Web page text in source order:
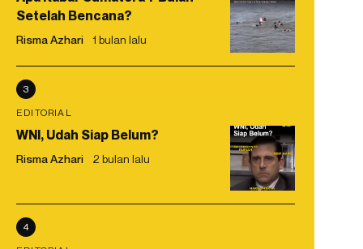
Setelah Bencana?
Risma Azhari 1 bulan lalu
3
EDITORIAL
WNI, Udah Siap Belum?
Risma Azhari 2 bulan lalu
4